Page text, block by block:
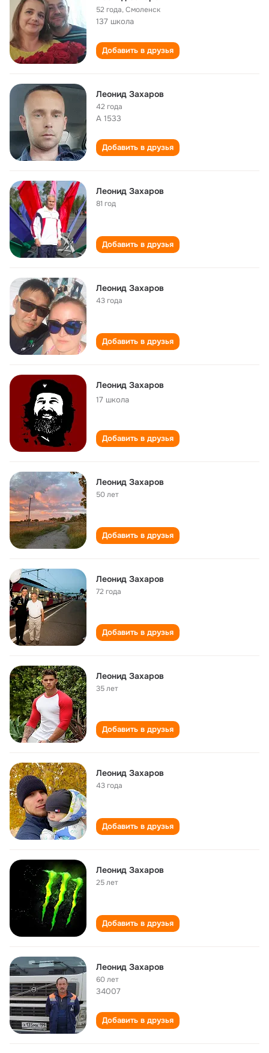
52 года,Смоленск
137 школа
Добавить в друзья
Леонид Захаров
42 года
А 1533
Добавить в друзья
Леонид Захаров
81 год
Добавить в друзья
Леонид Захаров
43 года
Добавить в друзья
Леонид Захаров
17 школа
Добавить в друзья
Леонид Захаров
50 лет
Добавить в друзья
Леонид Захаров
72 года
Добавить в друзья
Леонид Захаров
35 лет
Добавить в друзья
Леонид Захаров
43 года
Добавить в друзья
Леонид Захаров
25 лет
Добавить в друзья
Леонид Захаров
60 лет
34007
Добавить в друзья